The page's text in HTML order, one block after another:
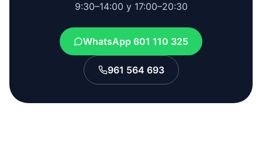
9:30–14:00 y 17:00–20:30
WhatsApp 601 110 325
961 564 693